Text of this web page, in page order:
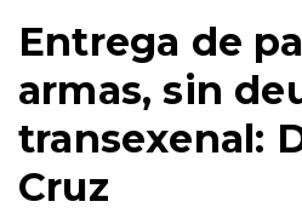
Entrega de
armas, sin
transexenal:
Cruz